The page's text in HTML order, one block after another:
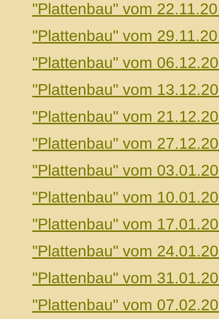
"Plattenbau" vom
"Plattenbau" vom
"Plattenbau" vom
"Plattenbau" vom
"Plattenbau" vom
"Plattenbau" vom
"Plattenbau" vom
"Plattenbau" vom
"Plattenbau" vom
"Plattenbau" vom
"Plattenbau" vom
"Plattenbau" vom